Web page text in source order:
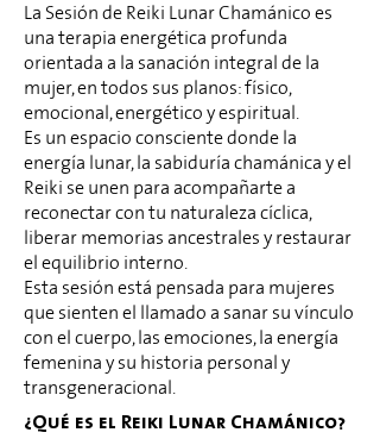
La Sesión de Reiki Lunar Chamánico es
una terapia energética profunda
orientada a la sanación integral de la
mujer, en todos sus planos: físico,
emocional, energético y espiritual.
Es un espacio consciente donde la
energía lunar, la sabiduría chamánica y el
Reiki se unen para acompañarte a
reconectar con tu naturaleza cíclica,
liberar memorias ancestrales y restaurar
el equilibrio interno.
Esta sesión está pensada para mujeres
que sienten el llamado a sanar su vínculo
con el cuerpo, las emociones, la energía
femenina y su historia personal y
transgeneracional.
¿Qué es el Reiki Lunar Chamánico?